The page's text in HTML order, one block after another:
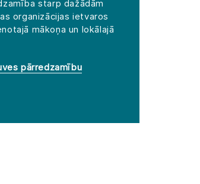
starp dažādām
organizācijas ietvaros
mākoņa un lokālajā
pārredzamību